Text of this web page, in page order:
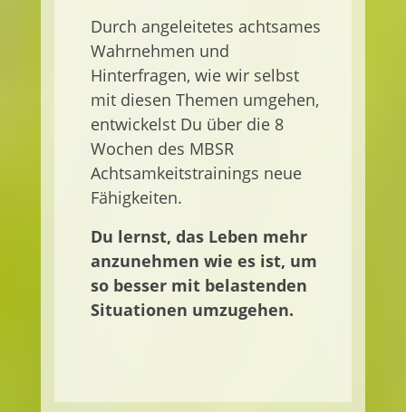
Durch angeleitetes achtsames
Wahrnehmen und
Hinterfragen, wie wir selbst
mit diesen Themen umgehen,
entwickelst Du über die 8
Wochen des MBSR
Achtsamkeitstrainings neue
Fähigkeiten.
Du lernst, das Leben mehr
anzunehmen wie es ist, um
so besser mit belastenden
Situationen umzugehen.